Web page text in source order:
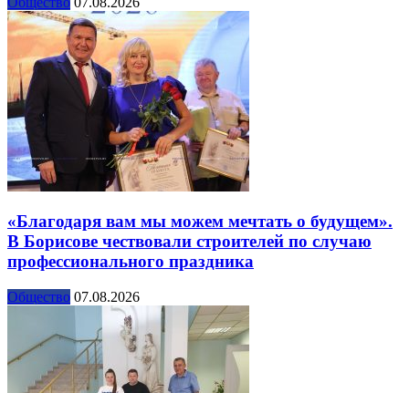
«Благодаря вам мы можем мечтать о будущем».
В Борисове чествовали строителей по случаю
профессионального праздника
Общество 07.08.2026